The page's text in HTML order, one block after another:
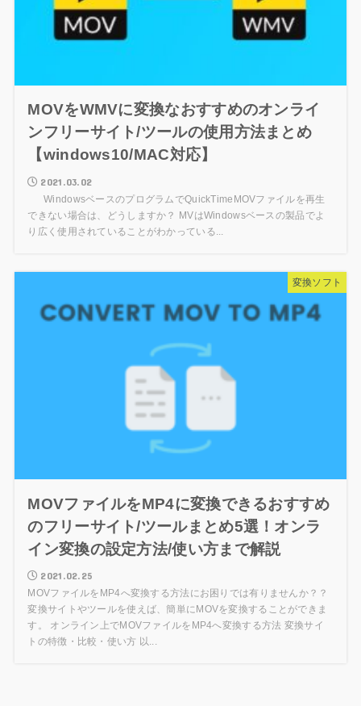
MOVをWMVに変換なおすすめのオンライ
ンフリーサイト/ツールの使用方法まとめ
【windows10/MAC対応】
2021.03.02
WindowsベースのプログラムでQuickTimeMOVファイルを再生
できない場合は、どうしますか？ MVはWindowsベースの製品でよ
り広く使用されていることがわかっている...
変換ソフト
MOVファイルをMP4に変換できるおすすめ
のフリーサイト/ツールまとめ5選！オンラ
イン変換の設定方法/使い方まで解説
2021.02.25
MOVファイルをMP4へ変換する方法にお困りでは有りませんか？？
変換サイトやツールを使えば、簡単にMOVを変換することができま
す。 オンライン上でMOVファイルをMP4へ変換する方法 変換サイ
トの特徴・比較・使い方 以...